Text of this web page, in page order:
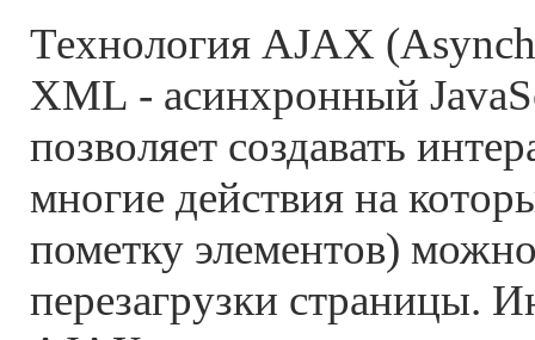
Технология AJAX
XML - асинхронный
позволяет создавать
многие действия на
пометку элементов)
перезагрузки страницы.